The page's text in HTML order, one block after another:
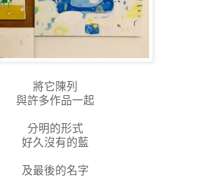
將它陳列
與許多作品一起
分明的形式
好久沒有的藍
及最後的名字